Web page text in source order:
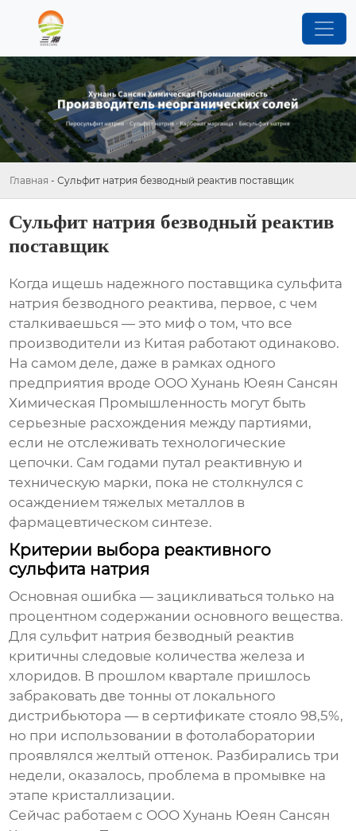
Главная - Сульфит натрия безводный реактив поставщик
Сульфит натрия безводный реактив
поставщик
Когда ищешь надежного поставщика сульфита
натрия безводного реактива, первое, с чем
сталкиваешься — это миф о том, что все
производители из Китая работают одинаково.
На самом деле, даже в рамках одного
предприятия вроде OOO Хунань Юеян Сансян
Химическая Промышленность могут быть
серьезные расхождения между партиями,
если не отслеживать технологические
цепочки. Сам годами путал реактивную и
техническую марки, пока не столкнулся с
осаждением тяжелых металлов в
фармацевтическом синтезе.
Критерии выбора реактивного
сульфита натрия
Основная ошибка — зацикливаться только на
процентном содержании основного вещества.
Для сульфит натрия безводный реактив
критичны следовые количества железа и
хлоридов. В прошлом квартале пришлось
забраковать две тонны от локального
дистрибьютора — в сертификате стояло 98,5%,
но при использовании в фотолаборатории
проявлялся желтый оттенок. Разбирались три
недели, оказалось, проблема в промывке на
этапе кристаллизации.
Сейчас работаем с OOO Хунань Юеян Сансян